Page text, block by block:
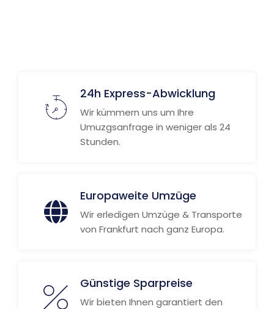
24h Express-Abwicklung
Wir kümmern uns um Ihre
Umuzgsanfrage in weniger als 24
Stunden.
Europaweite Umzüge
Wir erledigen Umzüge & Transporte
von Frankfurt nach ganz Europa.
Günstige Sparpreise
Wir bieten Ihnen garantiert den